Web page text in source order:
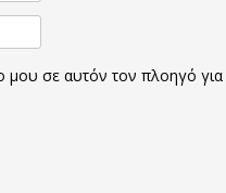
μου σε αυτόν τον πλοηγό